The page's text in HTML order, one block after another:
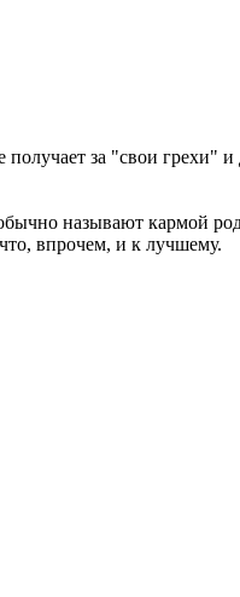
за "свои грехи"
называют кармой
впрочем, и к лучшему.